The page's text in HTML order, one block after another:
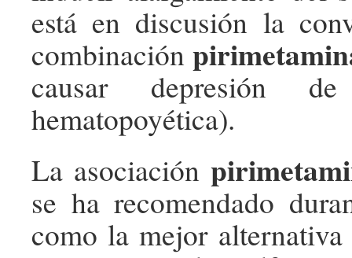
está en discusión la
combinación
causar depresión
hematopoyética).
La asociación
se ha recomendado
como la mejor